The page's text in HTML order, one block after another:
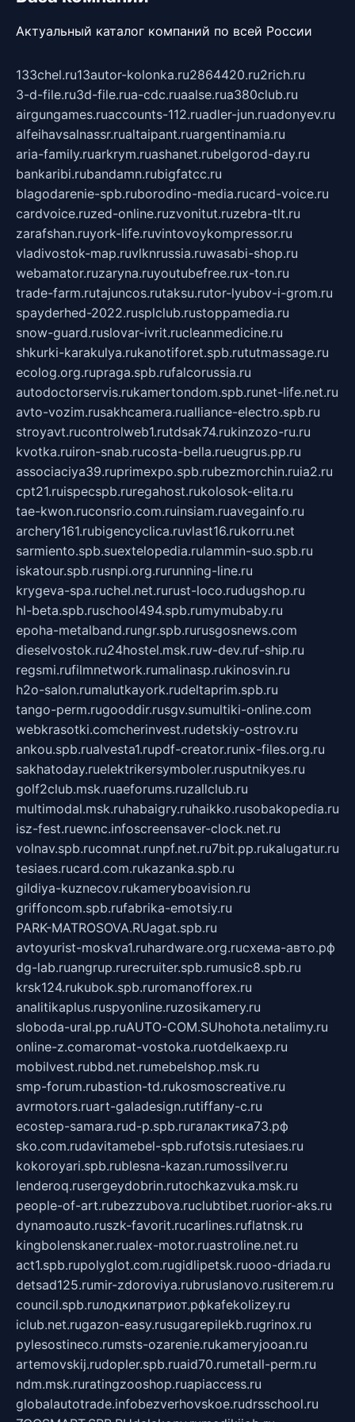
Актуальный каталог компаний по всей России
133chel.ru13autor-kolonka.ru2864420.ru2rich.ru
3-d-file.ru3d-file.rua-cdc.ruaalse.rua380club.ru
airgungames.ruaccounts-112.ruadler-jun.ruadonyev.ru
alfeihavsalnassr.rualtaipant.ruargentinamia.ru
aria-family.ruarkrym.ruashanet.rubelgorod-day.ru
bankaribi.rubandamn.rubigfatcc.ru
blagodarenie-spb.ruborodino-media.rucard-voice.ru
cardvoice.ruzed-online.ruzvonitut.ruzebra-tlt.ru
zarafshan.ruyork-life.ruvintovoykompressor.ru
vladivostok-map.ruvlknrussia.ruwasabi-shop.ru
webamator.ruzaryna.ruyoutubefree.rux-ton.ru
trade-farm.rutajuncos.rutaksu.rutor-lyubov-i-grom.ru
spayderhed-2022.rusplclub.rustoppamedia.ru
snow-guard.ruslovar-ivrit.rucleanmedicine.ru
shkurki-karakulya.rukanotiforet.spb.rututmassage.ru
ecolog.org.rupraga.spb.rufalcorussia.ru
autodoctorservis.rukamertondom.spb.runet-life.net.ru
avto-vozim.rusakhcamera.rualliance-electro.spb.ru
stroyavt.rucontrolweb1.rutdsak74.rukinzozo-ru.ru
kvotka.ruiron-snab.rucosta-bella.rueugrus.pp.ru
associaciya39.ruprimexpo.spb.rubezmorchin.ruia2.ru
cpt21.ruispecspb.ruregahost.rukolosok-elita.ru
tae-kwon.ruconsrio.com.ruinsiam.ruavegainfo.ru
archery161.rubigencyclica.ruvlast16.rukorru.net
sarmiento.spb.suextelopedia.rulammin-suo.spb.ru
iskatour.spb.rusnpi.org.rurunning-line.ru
krygeva-spa.ruchel.net.rurust-loco.rudugshop.ru
hl-beta.spb.ruschool494.spb.rumymubaby.ru
epoha-metalband.rungr.spb.rurusgosnews.com
dieselvostok.ru24hostel.msk.ruw-dev.ruf-ship.ru
regsmi.rufilmnetwork.rumalinasp.rukinosvin.ru
h2o-salon.rumalutkayork.rudeltaprim.spb.ru
tango-perm.rugooddir.rusgv.sumultiki-online.com
webkrasotki.comcherinvest.rudetskiy-ostrov.ru
ankou.spb.rualvesta1.rupdf-creator.runix-files.org.ru
sakhatoday.ruelektrikersymboler.rusputnikyes.ru
golf2club.msk.ruaeforums.ruzallclub.ru
multimodal.msk.ruhabaigry.ruhaikko.rusobakopedia.ru
isz-fest.ruewnc.infoscreensaver-clock.net.ru
volnav.spb.rucomnat.runpf.net.ru7bit.pp.rukalugatur.ru
tesiaes.rucard.com.rukazanka.spb.ru
gildiya-kuznecov.rukameryboavision.ru
griffoncom.spb.rufabrika-emotsiy.ru
PARK-MATROSOVA.RUagat.spb.ru
avtoyurist-moskva1.ruhardware.org.ruсхема-авто.рф
dg-lab.ruangrup.rurecruiter.spb.rumusic8.spb.ru
krsk124.rukubok.spb.ruromanofforex.ru
analitikaplus.ruspyonline.ruzosikamery.ru
sloboda-ural.pp.ruAUTO-COM.SUhohota.netalimy.ru
online-z.comaromat-vostoka.ruotdelkaexp.ru
mobilvest.rubbd.net.rumebelshop.msk.ru
smp-forum.rubastion-td.rukosmoscreative.ru
avrmotors.ruart-galadesign.rutiffany-c.ru
ecostep-samara.rud-p.spb.ruгалактика73.рф
sko.com.rudavitamebel-spb.rufotsis.rutesiaes.ru
kokoroyari.spb.rublesna-kazan.rumossilver.ru
lenderoq.rusergeydobrin.rutochkazvuka.msk.ru
people-of-art.rubezzubova.ruclubtibet.ruorior-aks.ru
dynamoauto.ruszk-favorit.rucarlines.ruflatnsk.ru
kingbolenskaner.rualex-motor.ruastroline.net.ru
act1.spb.rupolyglot.com.rugidlipetsk.ruooo-driada.ru
detsad125.rumir-zdoroviya.rubruslanovo.rusiterem.ru
council.spb.ruлодкипатриот.рфkafekolizey.ru
iclub.net.rugazon-easy.rusugarepilekb.rugrinox.ru
pylesostineco.rumsts-ozarenie.rukameryjooan.ru
artemovskij.rudopler.spb.ruaid70.rumetall-perm.ru
ndm.msk.ruratingzooshop.ruapiaccess.ru
globalautotrade.infobezverhovskoe.rudrsschool.ru